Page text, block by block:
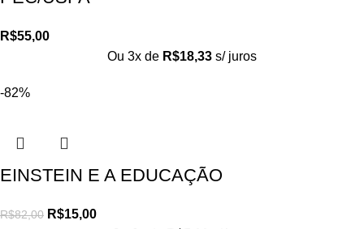
R$55,00
Ou 3x de R$18,33 s/ juros
-82%
EINSTEIN E A EDUCAÇÃO
R$82,00 R$15,00